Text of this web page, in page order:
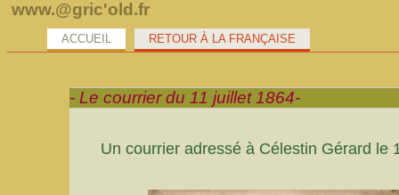
www.@gric'old.fr
ACCUEIL RETOUR À LA FRANÇAISE
- Le courrier du 11 juillet 1864-
Un courrier adressé à Célestin Gérard le